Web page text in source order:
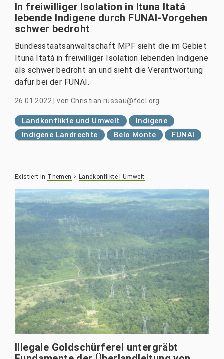
In freiwilliger Isolation in Ituna Itatá
lebende Indigene durch FUNAI-Vorgehen
schwer bedroht
Bundesstaatsanwaltschaft MPF sieht die im Gebiet
Ituna Itatá in freiwilliger Isolation lebenden Indigene
als schwer bedroht an und sieht die Verantwortung
dafür bei der FUNAI.
26.01.2022 |von Christian.russau@fdcl.org
Landkonflikte und Umwelt
Indigene
Indigene Landrechte
Belo Monte FUNAI
Existiert in Themen > Landkonflikte | Umwelt
Illegale Goldschürferei untergräbt